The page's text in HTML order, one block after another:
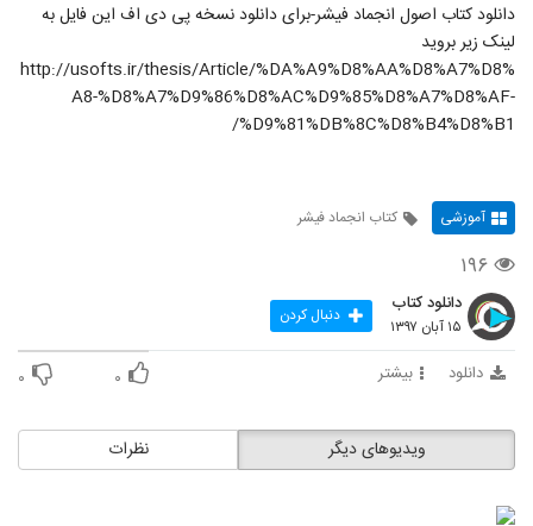
دانلود کتاب اصول انجماد فیشر-برای دانلود نسخه پی دی اف این فایل به
لینک زیر بروید
http://usofts.ir/thesis/Article/%DA%A9%D8%AA%D8%A7%D8%
A8-%D8%A7%D9%86%D8%AC%D9%85%D8%A7%D8%AF-
%D9%81%DB%8C%D8%B4%D8%B1/
آموزشی کتاب انجماد فیشر
۱۹۶
دانلود کتاب
۱۵ آبان ۱۳۹۷ دنبال کردن
دانلود بیشتر ۰ ۰
نظرات ویدیوهای دیگر